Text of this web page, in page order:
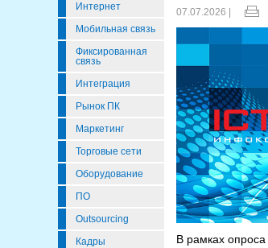
Интернет
Мобильная связь
Фиксированная
связь
Интеграция
Рынок ПК
Маркетинг
Торговые сети
Оборудование
ПО
Outsourcing
Кадры
07.07.2026 |
В рамках